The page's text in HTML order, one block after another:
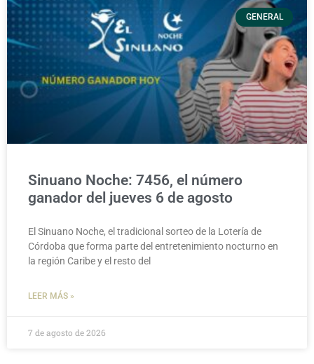
GENERAL
Sinuano Noche: 7456, el número
ganador del jueves 6 de agosto
El Sinuano Noche, el tradicional sorteo de la Lotería de
Córdoba que forma parte del entretenimiento nocturno en
la región Caribe y el resto del
LEER MÁS »
7 de agosto de 2026